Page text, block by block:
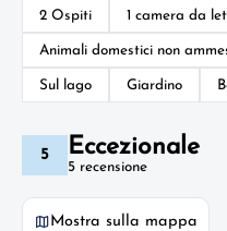
2 Ospiti 1 camera da
Animali domestici non
Sul lago Giardino
5 Eccezionale
5 recensione
Mostra sulla mappa